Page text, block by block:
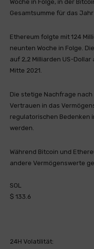
Woche in Folge, in der
Gesamtsumme für das
Ethereum folgte mit 124
neunten Woche in Folge.
auf 2,2 Milliarden US-
Mitte 2021.
Die stetige Nachfrage
Vertrauen in das
regulatorischen Bedenken
werden.
Während Bitcoin und
andere Vermögenswerte
SOL
$ 133.6
24H Volatilität: